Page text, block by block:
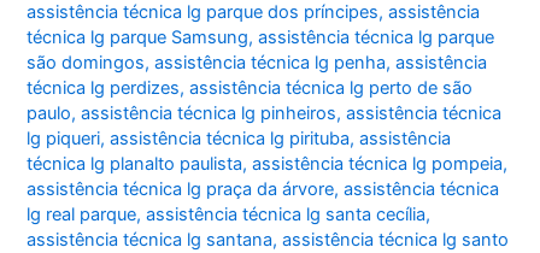
assistência técnica lg parque dos príncipes,assistência
técnica lg parque Samsung,assistência técnica lg parque
são domingos,assistência técnica lg penha,assistência
técnica lg perdizes,assistência técnica lg perto de são
paulo,assistência técnica lg pinheiros,assistência técnica
lg piqueri,assistência técnica lg pirituba,assistência
técnica lg planalto paulista,assistência técnica lg pompeia,
assistência técnica lg praça da árvore,assistência técnica
lg real parque,assistência técnica lg santa cecília,
assistência técnica lg santana,assistência técnica lg santo